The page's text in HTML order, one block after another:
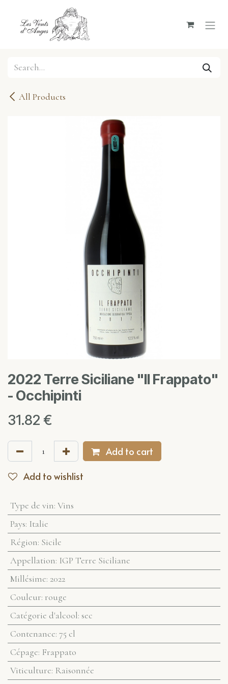
All Products
2022 Terre Siciliane "Il Frappato"
- Occhipinti
31.82 €
Add to cart
Add to wishlist
Type de vin: Vins
Pays: Italie
Région: Sicile
Appellation: IGP Terre Siciliane
Millésime: 2022
Couleur: rouge
Catégorie d'alcool: sec
Contenance: 75 cl
Cépage: Frappato
Viticulture: Raisonnée